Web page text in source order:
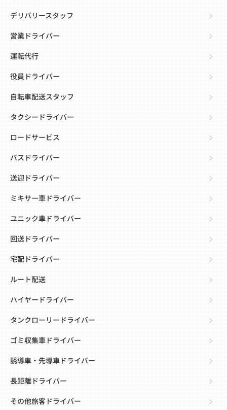
デリバリースタッフ
営業ドライバー
運転代行
役員ドライバー
自転車配送スタッフ
タクシードライバー
ロードサービス
バスドライバー
送迎ドライバー
ミキサー車ドライバー
ユニック車ドライバー
回送ドライバー
宅配ドライバー
ルート配送
ハイヤードライバー
タンクローリードライバー
ゴミ収集車ドライバー
誘導車・先導車ドライバー
長距離ドライバー
その他旅客ドライバー